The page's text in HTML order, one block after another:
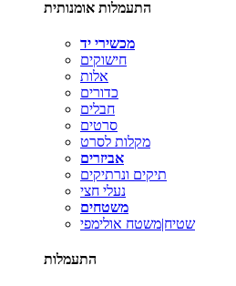
התעמלות אומנותית
מכשירי יד
חישוקים
אלות
כדורים
חבלים
סרטים
מקלות לסרט
אביזרים
תיקים ונרתיקים
נעלי חצי
משטחים
שטיח|משטח אולימפי
התעמלות